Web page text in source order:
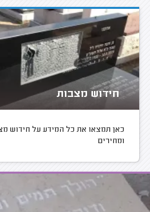
חידוש מצבות
כאן תמצאו את כל המידע על חידוש
ומחירים